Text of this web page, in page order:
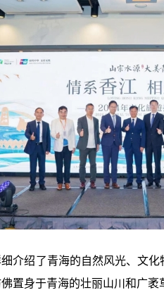
介绍了青海的自然风光、文
置身于青海的壮丽山川和广袤